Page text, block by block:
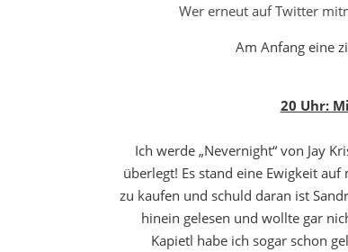
Wer erneut auf Twitter
Am Anfang eine
20 Uhr:
Ich werde „Nevernight“ von Jay
überlegt! Es stand eine Ewigkeit
zu kaufen und schuld daran ist
hinein gelesen und wollte gar
Kapietl habe ich sogar schon